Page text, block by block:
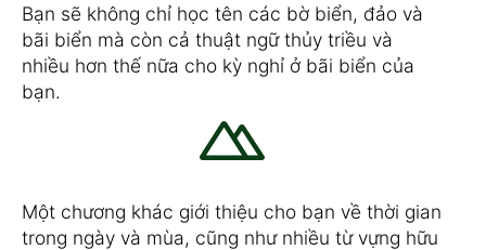
Bạn sẽ không chỉ học tên các bờ biển, đảo và
bãi biển mà còn cả thuật ngữ thủy triều và
nhiều hơn thế nữa cho kỳ nghỉ ở bãi biển của
bạn.
Một chương khác giới thiệu cho bạn về thời gian
trong ngày và mùa, cũng như nhiều từ vựng hữu